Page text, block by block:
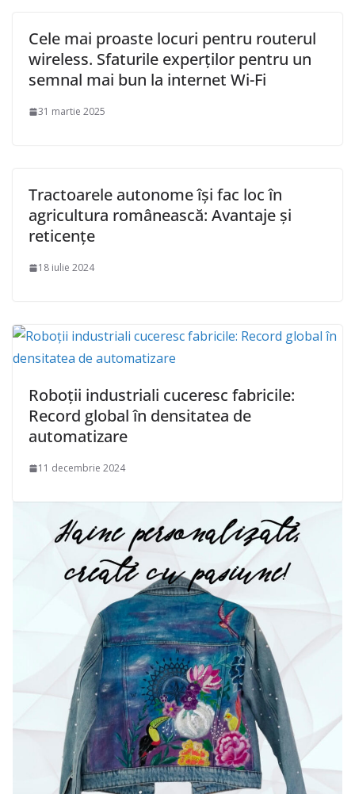
Cele mai proaste locuri pentru routerul
wireless. Sfaturile experților pentru un
semnal mai bun la internet Wi-Fi
31 martie 2025
Tractoarele autonome își fac loc în
agricultura românească: Avantaje și
reticențe
18 iulie 2024
Roboții industriali cuceresc fabricile:
Record global în densitatea de
automatizare
11 decembrie 2024